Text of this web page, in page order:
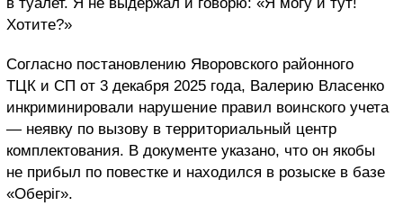
Хотите?»
Согласно постановлению Яворовского районного
ТЦК и СП от 3 декабря 2025 года, Валерию Власенко
инкриминировали нарушение правил воинского учета
— неявку по вызову в территориальный центр
комплектования. В документе указано, что он якобы
не прибыл по повестке и находился в розыске в базе
«Оберіг».